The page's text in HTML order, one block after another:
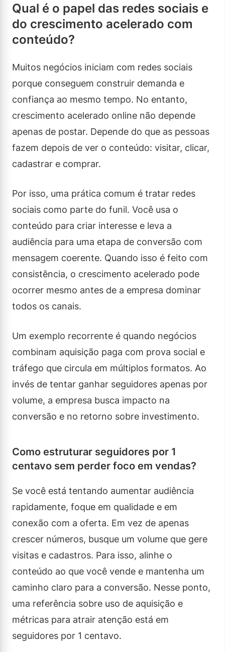
Qual é o papel das redes sociais e
do crescimento acelerado com
conteúdo?
Muitos negócios iniciam com redes sociais
porque conseguem construir demanda e
confiança ao mesmo tempo. No entanto,
crescimento acelerado online não depende
apenas de postar. Depende do que as pessoas
fazem depois de ver o conteúdo: visitar, clicar,
cadastrar e comprar.
Por isso, uma prática comum é tratar redes
sociais como parte do funil. Você usa o
conteúdo para criar interesse e leva a
audiência para uma etapa de conversão com
mensagem coerente. Quando isso é feito com
consistência, o crescimento acelerado pode
ocorrer mesmo antes de a empresa dominar
todos os canais.
Um exemplo recorrente é quando negócios
combinam aquisição paga com prova social e
tráfego que circula em múltiplos formatos. Ao
invés de tentar ganhar seguidores apenas por
volume, a empresa busca impacto na
conversão e no retorno sobre investimento.
Como estruturar seguidores por 1
centavo sem perder foco em vendas?
Se você está tentando aumentar audiência
rapidamente, foque em qualidade e em
conexão com a oferta. Em vez de apenas
crescer números, busque um volume que gere
visitas e cadastros. Para isso, alinhe o
conteúdo ao que você vende e mantenha um
caminho claro para a conversão. Nesse ponto,
uma referência sobre uso de aquisição e
métricas para atrair atenção está em
seguidores por 1 centavo.